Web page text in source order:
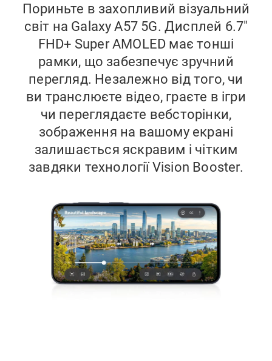
Пориньте в захопливий візуальний
світ на Galaxy A57 5G. Дисплей 6.7"
FHD+ Super AMOLED має тонші
рамки, що забезпечує зручний
перегляд. Незалежно від того, чи
ви транслюєте відео, граєте в ігри
чи переглядаєте вебсторінки,
зображення на вашому екрані
залишається яскравим і чітким
завдяки технології Vision Booster.